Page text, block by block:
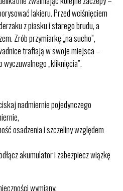
lakieru. Przed wciśnięciem
z piasku i starego brudu, a
Zrób przymiarkę „na sucho”,
trafiają w swoje miejsca –
„kliknięcia”.
nadmiernie pojedynczego
osadzenia i szczeliny względem
akumulator i zabezpiecz wiązkę
wymiany: